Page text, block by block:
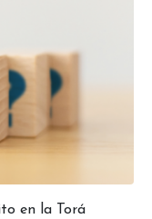
en la Torá